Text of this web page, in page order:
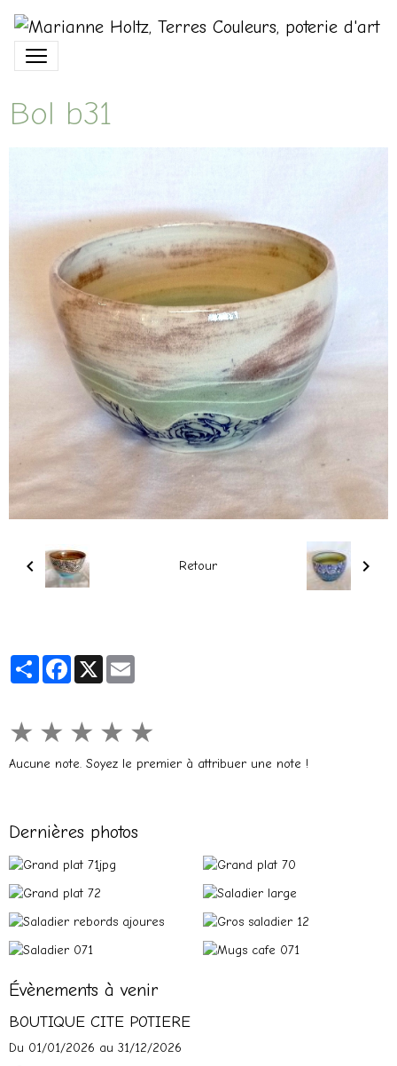
Bol b31
Retour
PartagerFacebook
X
★ ★ ★ ★ ★
Aucune note. Soyez le premier à attribuer une note !
Dernières photos
Évènements à venir
BOUTIQUE CITE POTIERE
Du 01/01/2026 au 31/12/2026